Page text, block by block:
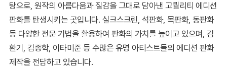
탕으로, 원작의 아름다움과 질감을 그대로 담아낸 고퀄리티 에디션
판화를 탄생시키는 곳입니다. 실크스크린, 석판화, 목판화, 동판화
등 다양한 전문 기법을 활용하여 판화의 가치를 높이고 있으며, 김
환기, 김종학, 이타미준 등 수많은 유명 아티스트들의 에디션 판화
제작을 전담하고 있습니다.